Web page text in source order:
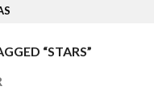
“STARS”